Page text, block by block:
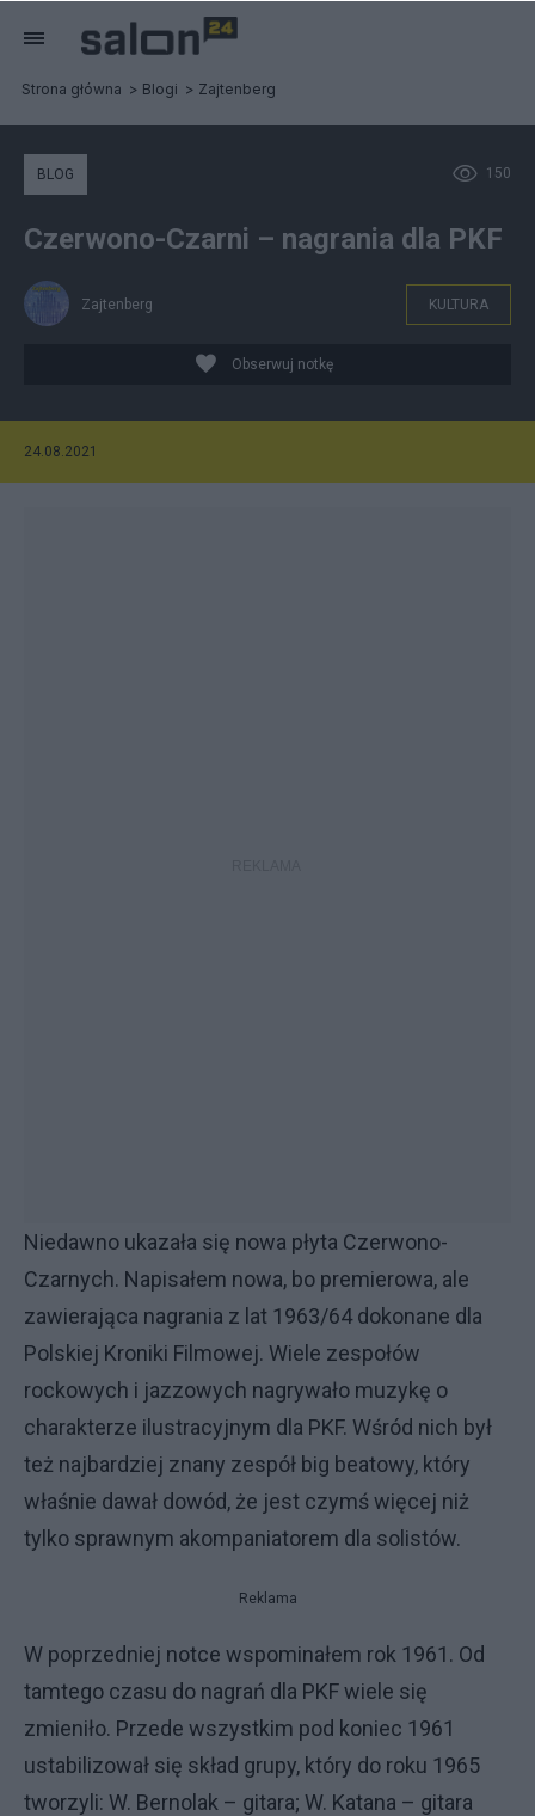
Strona główna Blogi Zajtenberg
150
BLOG
Czerwono-Czarni – nagrania dla PKF
Zajtenberg KULTURA
Obserwuj notkę
24.08.2021
Niedawno ukazała się nowa płyta Czerwono-
Czarnych. Napisałem nowa, bo premierowa, ale
zawierająca nagrania z lat 1963/64 dokonane dla
Polskiej Kroniki Filmowej. Wiele zespołów
rockowych i jazzowych nagrywało muzykę o
charakterze ilustracyjnym dla PKF. Wśród nich był
też najbardziej znany zespół big beatowy, który
właśnie dawał dowód, że jest czymś więcej niż
tylko sprawnym akompaniatorem dla solistów.
Reklama
W poprzedniej notce wspominałem rok 1961. Od
tamtego czasu do nagrań dla PKF wiele się
zmieniło. Przede wszystkim pod koniec 1961
ustabilizował się skład grupy, który do roku 1965
tworzyli: W. Bernolak – gitara; W. Katana – gitara